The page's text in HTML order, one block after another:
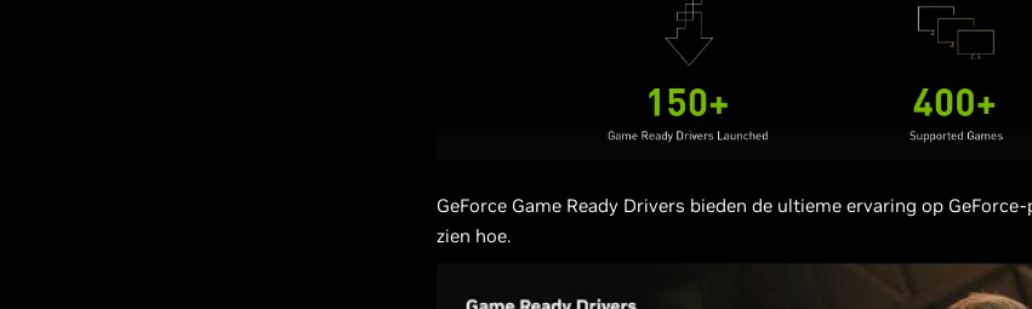
GeForce Game Ready Drivers bieden de ultieme ervaring op
zien hoe.